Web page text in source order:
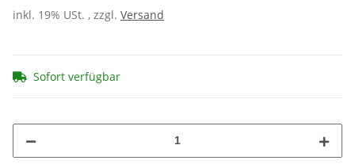
inkl. 19% USt. , zzgl. Versand
Sofort verfügbar